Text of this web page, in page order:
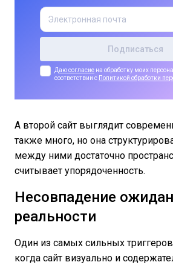
Даю согласие на обработку моих
соответствии с
Политикой обработки
А второй сайт выглядит
также много, но она
между ними достаточно
считывает упорядоченность.
Несовпадение
реальности
Один из самых сильных
когда сайт визуально и